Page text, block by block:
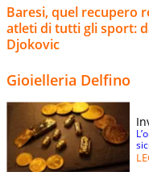
Baresi, quel recupero
atleti di tutti gli sport:
Djokovic
Gioielleria Delfino